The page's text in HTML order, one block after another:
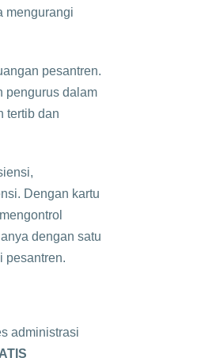
mengurangi
pesantren.
pengurus dalam
tertib dan
Dengan kartu
dengan satu
pesantren.
administrasi